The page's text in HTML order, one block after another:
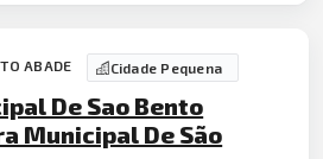
ABADE Cidade Pequena
De Sao Bento
Municipal De São